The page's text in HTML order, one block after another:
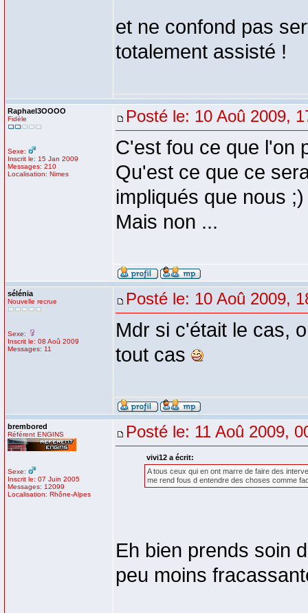
et ne confond pas
totalement assisté !
Raphael3OOOO
Fidèle
Sexe:
Inscrit le: 15 Jan 2009
Messages: 210
Localisation: Nimes
Posté le: 10 Aoû 2009,
C'est fou ce que l'on
Qu'est ce que ce
impliqués que nous ;)
Mais non ...
sélénia
Nouvelle recrue
Sexe:
Inscrit le: 08 Aoû 2009
Messages: 11
Posté le: 10 Aoû 2009,
Mdr si c'était le cas,
tout cas
brembored
Référent ENGINS
Sexe:
Inscrit le: 07 Juin 2005
Messages: 12099
Localisation: Rhône-Alpes
Posté le: 11 Aoû 2009,
vivi12 a écrit:
A tous ceux qui en ont marre de faire des
me rend fous d entendre des choses comme
Eh bien prends soin
peu moins